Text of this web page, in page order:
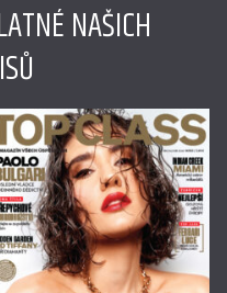
NAŠICH